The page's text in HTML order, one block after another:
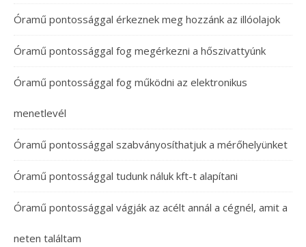
Óramű pontossággal érkeznek meg hozzánk az illóolajok
Óramű pontossággal fog megérkezni a hőszivattyúnk
Óramű pontossággal fog működni az elektronikus
menetlevél
Óramű pontossággal szabványosíthatjuk a mérőhelyünket
Óramű pontossággal tudunk náluk kft-t alapítani
Óramű pontossággal vágják az acélt annál a cégnél, amit a
neten találtam